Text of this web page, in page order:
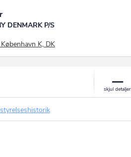
DENMARK P/S
K, DK